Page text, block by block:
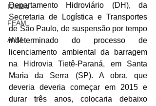
ICMBio
FEAM
ANM
Departamento Hidroviário (DH), da
Secretaria de Logística e Transportes
de São Paulo, de suspensão por tempo
indeterminado do processo de
licenciamento ambiental da barragem
na Hidrovia Tietê-Paraná, em Santa
Maria da Serra (SP). A obra, que
deveria deveria começar em 2015 e
durar três anos, colocaria debaixo